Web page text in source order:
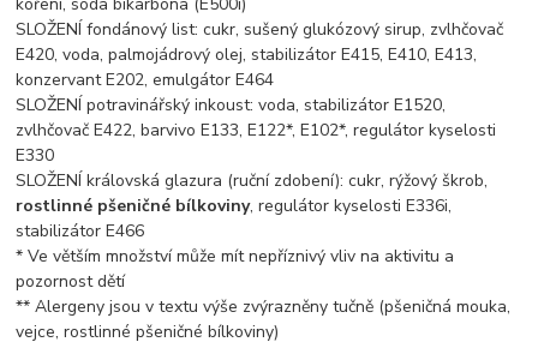
SLOŽENÍ fondánový list: cukr, sušený glukózový sirup, zvlhčovač
E420, voda, palmojádrový olej, stabilizátor E415, E410, E413,
konzervant E202, emulgátor E464
SLOŽENÍ potravinářský inkoust: voda, stabilizátor E1520,
zvlhčovač E422, barvivo E133, E122*, E102*, regulátor kyselosti
E330
SLOŽENÍ královská glazura (ruční zdobení): cukr, rýžový škrob,
rostlinné pšeničné bílkoviny, regulátor kyselosti E336i,
stabilizátor E466
* Ve větším množství může mít nepříznivý vliv na aktivitu a
pozornost dětí
** Alergeny jsou v textu výše zvýrazněny tučně (pšeničná mouka,
vejce, rostlinné pšeničné bílkoviny)